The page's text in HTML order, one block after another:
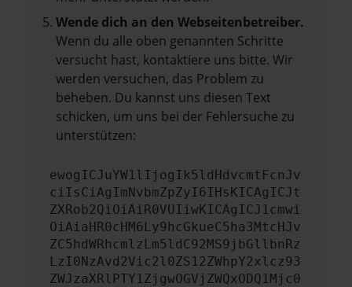
Wende dich an den Webseitenbetreiber.
Wenn du alle oben genannten Schritte
versucht hast, kontaktiere uns bitte. Wir
werden versuchen, das Problem zu
beheben. Du kannst uns diesen Text
schicken, um uns bei der Fehlersuche zu
unterstützen:
ewogICJuYW1lIjogIk5ldHdvcmtFcnJv
ciIsCiAgImNvbmZpZyI6IHsKICAgICJt
ZXRob2QiOiAiR0VUIiwKICAgICJ1cmwi
OiAiaHR0cHM6Ly9hcGkueC5ha3MtcHJv
ZC5hdWRhcmlzLm5ldC92MS9jbGllbnRz
LzI0NzAvd2Vic2l0ZS12ZWhpY2xlcz93
ZWJzaXRlPTY1ZjgwOGVjZWQxODQ1Mjc0